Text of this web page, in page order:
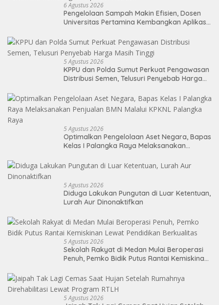
6 Agustus 2026
Pengelolaan Sampah Makin Efisien, Dosen
Universitas Pertamina Kembangkan Aplikasi
5 Agustus 2026
KPPU dan Polda Sumut Perkuat Pengawasan
Distribusi Semen, Telusuri Penyebab Harga
5 Agustus 2026
Optimalkan Pengelolaan Aset Negara, Bapas
Kelas I Palangka Raya Melaksanakan
5 Agustus 2026
Diduga Lakukan Pungutan di Luar Ketentuan,
Lurah Aur Dinonaktifkan
5 Agustus 2026
Sekolah Rakyat di Medan Mulai Beroperasi
Penuh, Pemko Bidik Putus Rantai Kemiskinan
5 Agustus 2026